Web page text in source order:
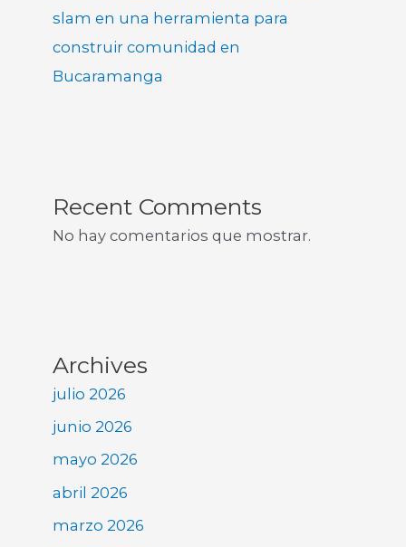
slam en una herramienta para
construir comunidad en
Bucaramanga
Recent Comments
No hay comentarios que mostrar.
Archives
julio 2026
junio 2026
mayo 2026
abril 2026
marzo 2026